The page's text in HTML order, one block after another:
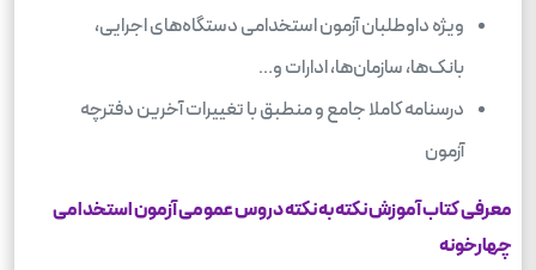
ویژه داوطلبان آزمون استخدامی دستگاه‌های اجرایی،
بانک‌ها، سازمان‌ها، ادارات و…
درسنامه کاملا جامع و منطبق با تغییرات آخرین دفترچه
آزمون
معرفی کتاب آموزش نکته به نکته دروس عمومی آزمون استخدامی
چهارخونه